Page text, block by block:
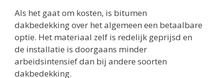
Als het gaat om kosten, is bitumen
dakbedekking over het algemeen een betaalbare
optie. Het materiaal zelf is redelijk geprijsd en
de installatie is doorgaans minder
arbeidsintensief dan bij andere soorten
dakbedekking.